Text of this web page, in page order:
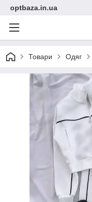
optbaza.in.ua
Товари Одяг